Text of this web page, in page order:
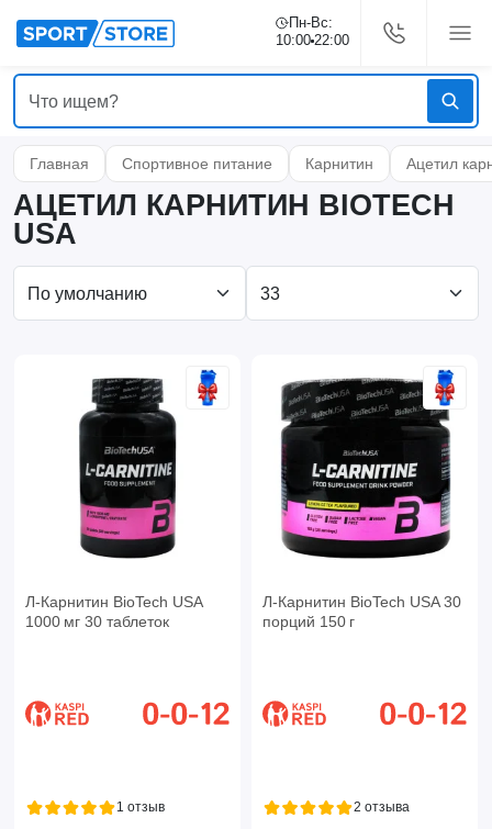
Пн-Вс:
10:00 22:00
Главная Спортивное питание Карнитин Ацетил
АЦЕТИЛ КАРНИТИН BIOTECH
USA
Л-Карнитин BioTech USA
1000 мг 30 таблеток
1 отзыв
Л-Карнитин BioTech USA 30
порций 150 г
2 отзыва